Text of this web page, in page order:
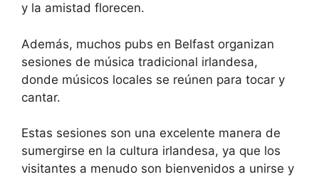
y la amistad florecen.
Además, muchos pubs en Belfast organizan
sesiones de música tradicional irlandesa,
donde músicos locales se reúnen para tocar y
cantar.
Estas sesiones son una excelente manera de
sumergirse en la cultura irlandesa, ya que los
visitantes a menudo son bienvenidos a unirse y